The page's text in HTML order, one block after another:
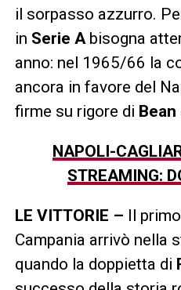
il sorpasso azzurro.
in Serie Abisogna
anno: nel 1965/66 la
ancora in favore del
firme su rigore di Bean
NAPOLI-
STREAMING:
LE VITTORIE – Il
Campania arrivò nella
quando la doppietta di